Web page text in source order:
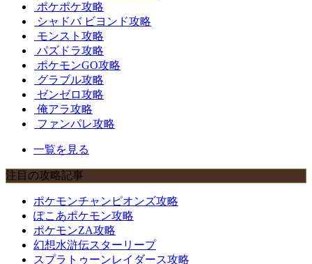
ポケポケ攻略
シャドバ ビヨンド攻略
モンスト攻略
パズドラ攻略
ポケモンGO攻略
グラブル攻略
ゼンゼロ攻略
俺アラ攻略
ファンパレ攻略
一覧を見る
注目の攻略記事
ポケモンチャンピオンズ攻略
ぽこあポケモン攻略
ポケモンZA攻略
幻想水滸伝スターリープ
スプラトゥーンレイダース攻略